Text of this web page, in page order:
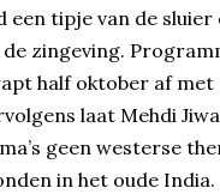
een tipje van de
zingeving.
half oktober af met
laat Mehdi
geen westerse
in het oude India.